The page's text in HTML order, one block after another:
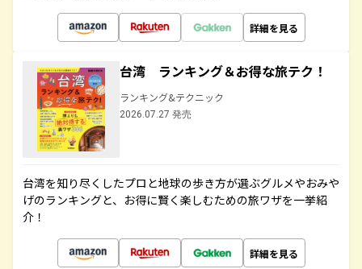
詳細を見る
台湾 ランキング＆お得な旅テク！
ランキング&テクニック
2026.07.27 発売
台湾を知り尽くしたプロと地球の歩き方が選ぶグルメやおみや
げのランキングと、お得に賢く楽しむための旅ワザを一挙紹
介！
詳細を見る